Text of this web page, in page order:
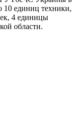
10 единиц техники,
4 единицы
области.